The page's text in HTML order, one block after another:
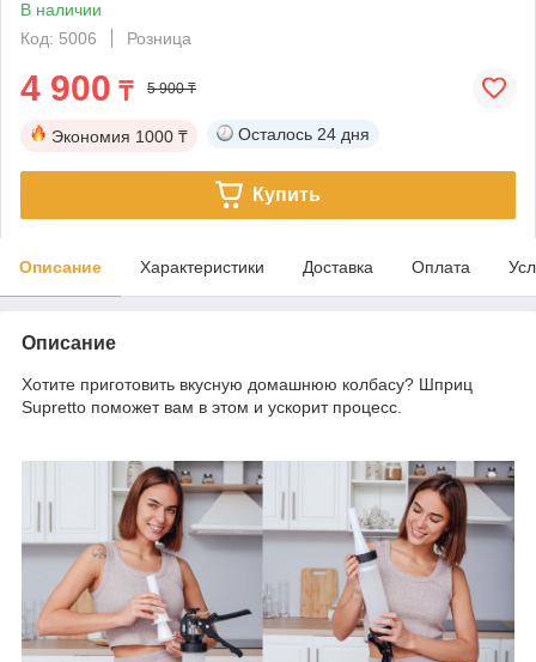
В наличии
Код: 5006
Розница
4 900 ₸ 5 900 ₸
Экономия 1000 ₸ Осталось 24 дня
Купить
Описание Характеристики Доставка Оплата
Описание
Хотите приготовить вкусную домашнюю колбасу? Шприц
Supretto поможет вам в этом и ускорит процесс.